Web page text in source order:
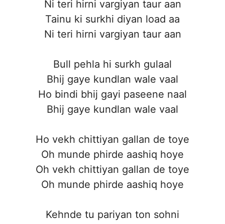
Ni teri hirni vargiyan taur aan
Tainu ki surkhi diyan load aa
Ni teri hirni vargiyan taur aan
Bull pehla hi surkh gulaal
Bhij gaye kundlan wale vaal
Ho bindi bhij gayi paseene naal
Bhij gaye kundlan wale vaal
Ho vekh chittiyan gallan de toye
Oh munde phirde aashiq hoye
Oh vekh chittiyan gallan de toye
Oh munde phirde aashiq hoye
Kehnde tu pariyan ton sohni